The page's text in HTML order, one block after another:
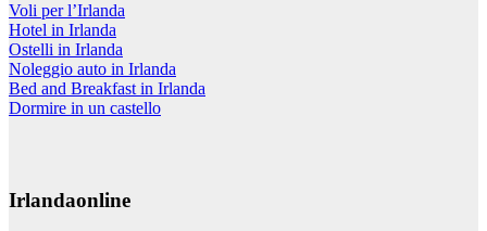
Voli per l’Irlanda
Hotel in Irlanda
Ostelli in Irlanda
Noleggio auto in Irlanda
Bed and Breakfast in Irlanda
Dormire in un castello
Irlandaonline